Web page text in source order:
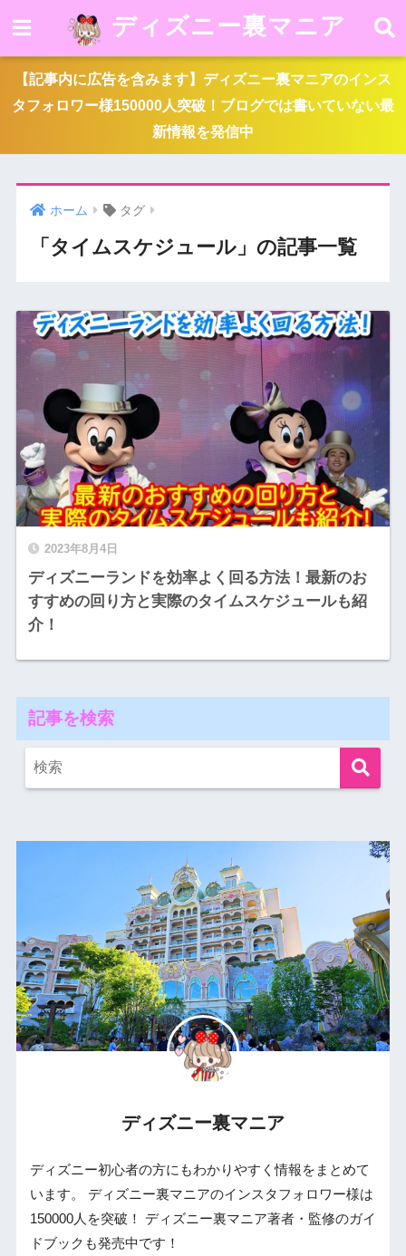
ディズニー裏マニア
【記事内に広告を含みます】ディズニー裏マニアのインス
タフォロワー様150000人突破！ブログでは書いていない最
新情報を発信中
ホーム タグ
「タイムスケジュール」の記事一覧
2023年8月4日
ディズニーランドを効率よく回る方法！最新のお
すすめの回り方と実際のタイムスケジュールも紹
介！
記事を検索
ディズニー裏マニア
ディズニー初心者の方にもわかりやすく情報をまとめて
います。 ディズニー裏マニアのインスタフォロワー様は
150000人を突破！ ディズニー裏マニア著者・監修のガイ
ドブックも発売中です！